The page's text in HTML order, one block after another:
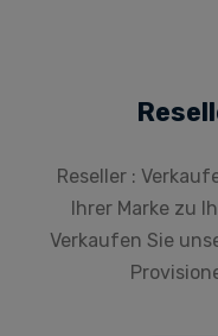
Reseller :
Ihrer Marke zu
Verkaufen Sie